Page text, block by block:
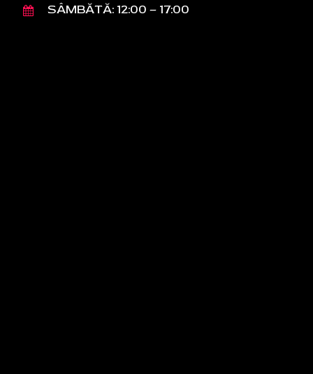
SÂMBĂTĂ: 12:00 – 17:00